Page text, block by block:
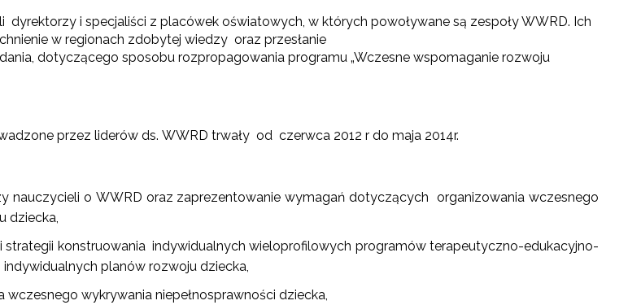
dyrektorzy i specjaliści z placówek oświatowych, w których powoływane są zespoły WWRD. Ich
w regionach zdobytej wiedzy oraz przesłanie
dotyczącego sposobu rozpropagowania programu „Wczesne wspomaganie rozwoju
przez liderów ds. WWRD trwały od czerwca 2012 r do maja 2014r.
nauczycieli o WWRD oraz zaprezentowanie wymagań dotyczących organizowania wczesnego
dziecka,
strategii konstruowania indywidualnych wieloprofilowych programów terapeutyczno-edukacyjno-
planów rozwoju dziecka,
wczesnego wykrywania niepełnosprawności dziecka,